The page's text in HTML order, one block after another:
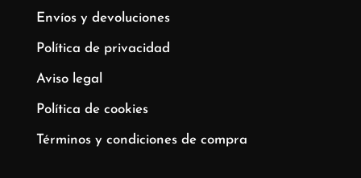
Envíos y devoluciones
Política de privacidad
Aviso legal
Política de cookies
Términos y condiciones de compra